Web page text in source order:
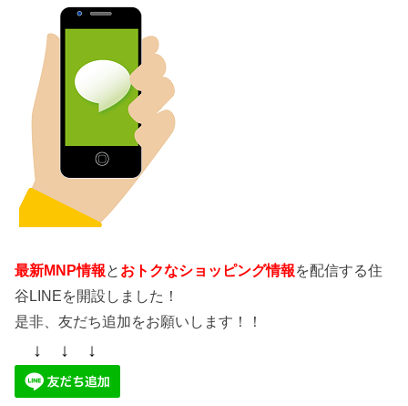
最新MNP情報と おトクなショッピング情報を配信する住
谷LINEを開設しました！
是非、友だち追加をお願いします！！
↓ ↓ ↓